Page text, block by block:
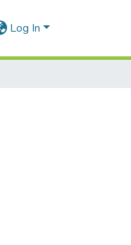
Log In